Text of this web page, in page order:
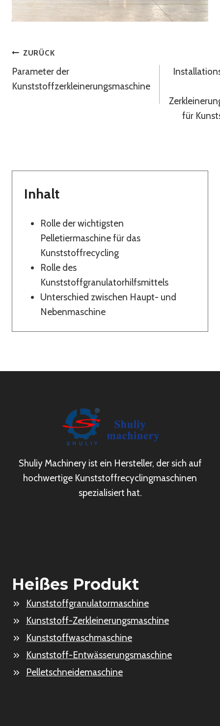
Beitragsnavigation
ZURÜCK
Parameter der
Kunststoffzerkleinerungsmaschine
für
Inhalt
Rolle der wichtigsten
Pelletiermaschine für das
Kunststoffrecycling
Rolle des
Kunststoffgranulatorhilfsmittels
Unterschied zwischen Haupt- und
Nebenmaschine
Shuliy Machinery ist ein Hersteller, der sich auf
hochwertige Kunststoffrecyclingmaschinen
spezialisiert hat.
Heißes Produkt
Kunststoffgranulatormaschine
Kunststoff-Zerkleinerungsmaschine
Kunststoffwaschmaschine
Kunststoff-Entwässerungsmaschine
Pelletschneidemaschine